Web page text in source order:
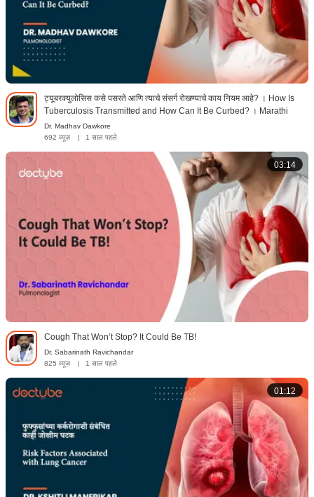
ट्यूबरक्युलोसिस कसे पसरते आणि त्याचे संसर्ग रोखण्याचे काय नियम आहे? । How Is
Tuberculosis Transmitted and How Can It Be Curbed? । Marathi
Dr. Madhav Dawkore
692 व्यूज़
| 1 साल पहले
03:14
Cough That Won’t Stop? It Could Be TB!
Dr. Sabarinath Ravichandar
825 व्यूज़
| 1 साल पहले
01:12